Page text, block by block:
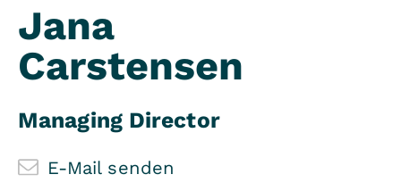
Jana
Carstensen
Managing Director
E-Mail senden